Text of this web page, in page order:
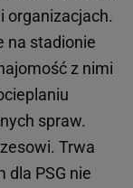
organizacjach.
na stadionie
z nimi
spraw.
Trwa
dla PSG nie